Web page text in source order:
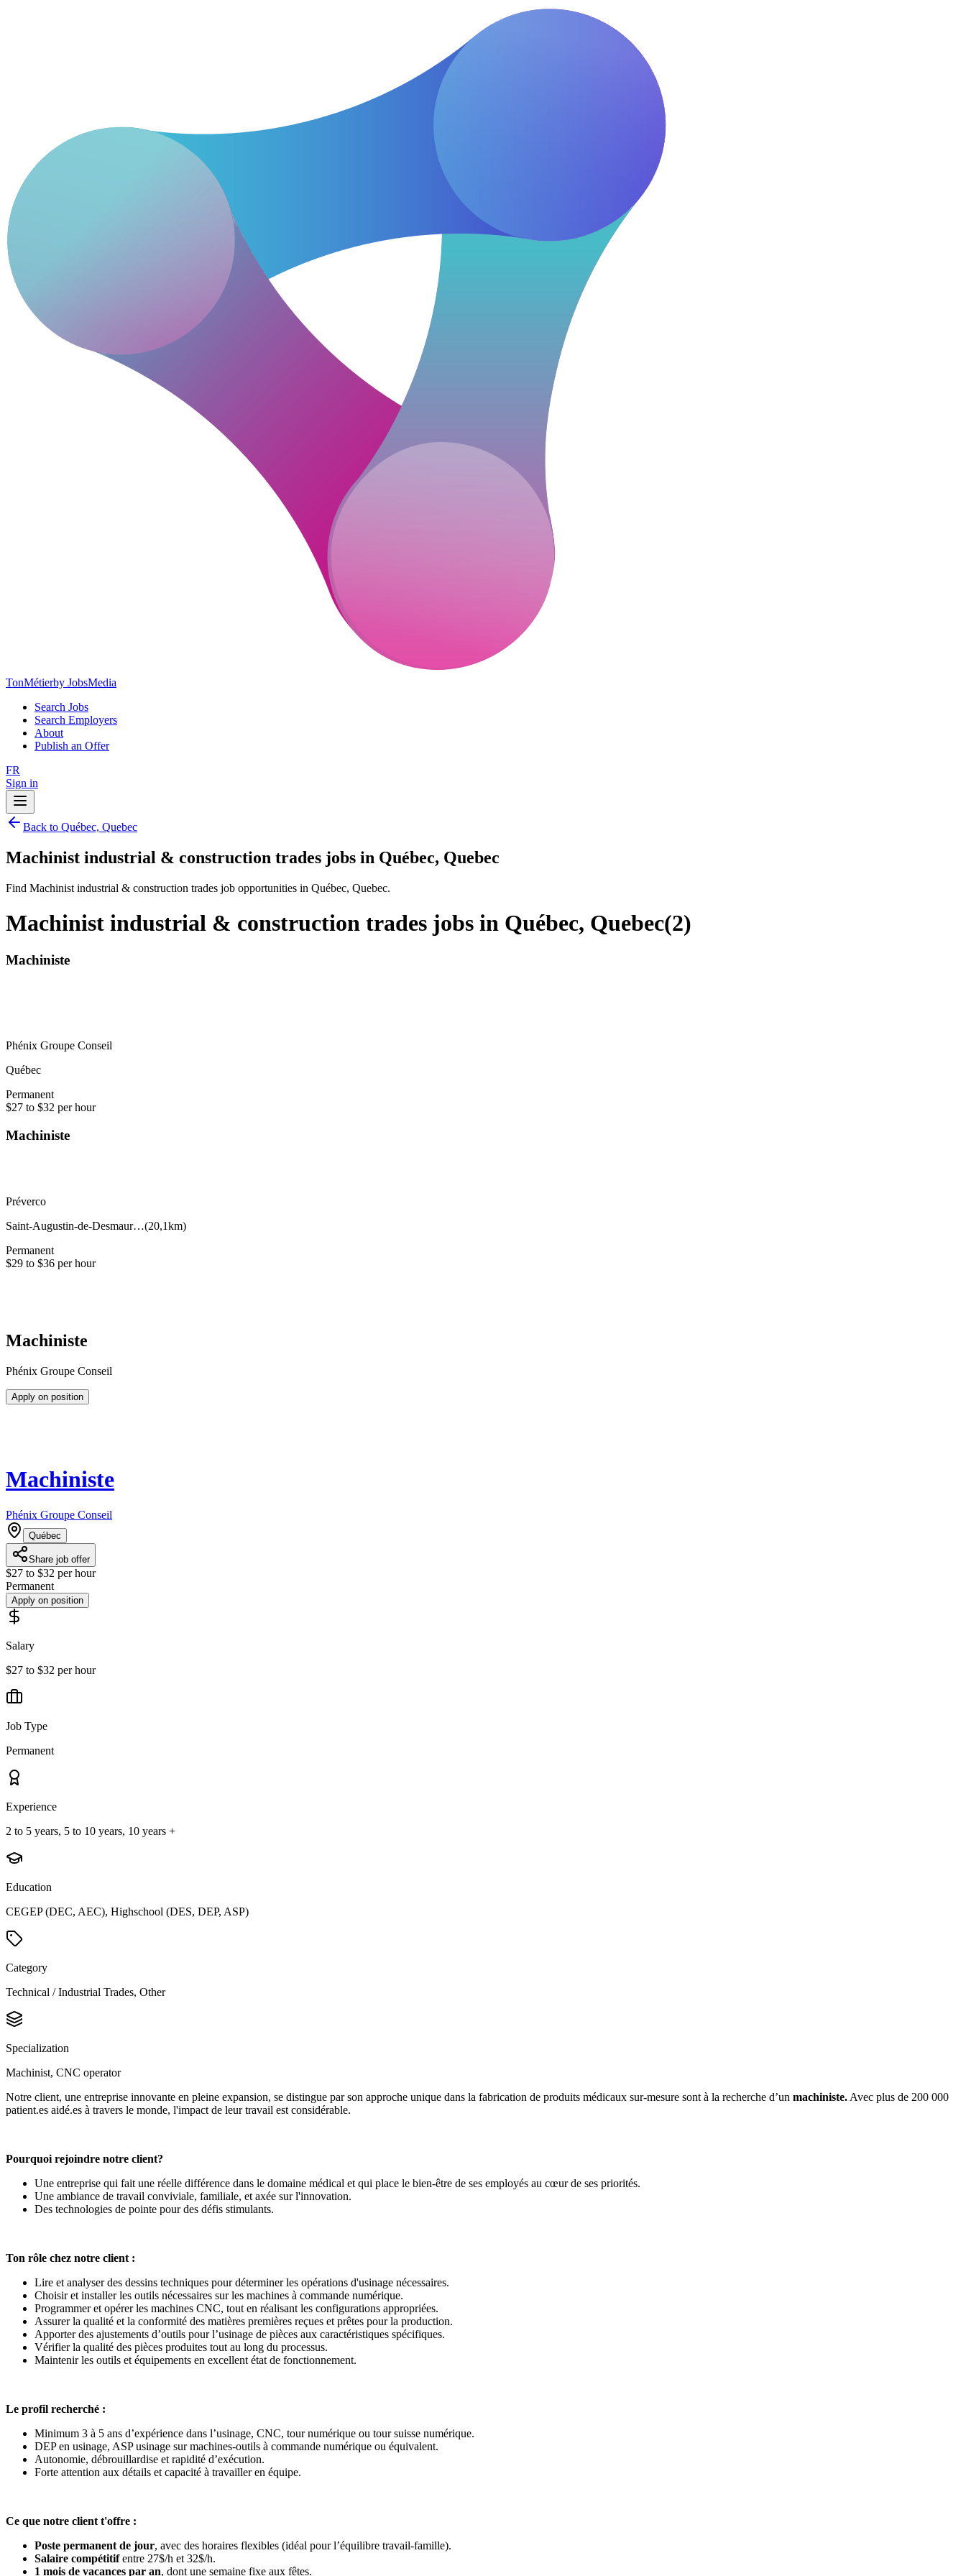
TonMétierby JobsMedia
Search Jobs
Search Employers
About
Publish an Offer
FR
Sign in
Back to Québec, Quebec
Machinist industrial & construction trades jobs in Québec, Quebec
Find Machinist industrial & construction trades job opportunities in Québec, Quebec.
Machinist industrial & construction trades jobs in Québec, Quebec(2)
Machiniste
Phénix Groupe Conseil
Québec
Permanent
$27 to $32 per hour
Machiniste
Préverco
Saint-Augustin-de-Desmaur…(20,1km)
Permanent
$29 to $36 per hour
Machiniste
Phénix Groupe Conseil
Apply on position
Machiniste
Phénix Groupe Conseil
Québec
Share job offer
$27 to $32 per hour
Permanent
Apply on position
Salary
$27 to $32 per hour
Job Type
Permanent
Experience
2 to 5 years, 5 to 10 years, 10 years +
Education
CEGEP (DEC, AEC), Highschool (DES, DEP, ASP)
Category
Technical / Industrial Trades, Other
Specialization
Machinist, CNC operator
Notre client, une entreprise innovante en pleine expansion, se distingue par son approche unique dans la fabrication de produits médicaux sur-mesure sont à la recherche d’un machiniste. Avec plus de 200 000
patient.es aidé.es à travers le monde, l'impact de leur travail est considérable.
Pourquoi rejoindre notre client?
Une entreprise qui fait une réelle différence dans le domaine médical et qui place le bien-être de ses employés au cœur de ses priorités.
Une ambiance de travail conviviale, familiale, et axée sur l'innovation.
Des technologies de pointe pour des défis stimulants.
Ton rôle chez notre client :
Lire et analyser des dessins techniques pour déterminer les opérations d'usinage nécessaires.
Choisir et installer les outils nécessaires sur les machines à commande numérique.
Programmer et opérer les machines CNC, tout en réalisant les configurations appropriées.
Assurer la qualité et la conformité des matières premières reçues et prêtes pour la production.
Apporter des ajustements d’outils pour l’usinage de pièces aux caractéristiques spécifiques.
Vérifier la qualité des pièces produites tout au long du processus.
Maintenir les outils et équipements en excellent état de fonctionnement.
Le profil recherché :
Minimum 3 à 5 ans d’expérience dans l’usinage, CNC, tour numérique ou tour suisse numérique.
DEP en usinage, ASP usinage sur machines-outils à commande numérique ou équivalent.
Autonomie, débrouillardise et rapidité d’exécution.
Forte attention aux détails et capacité à travailler en équipe.
Ce que notre client t'offre :
Poste permanent de jour, avec des horaires flexibles (idéal pour l’équilibre travail-famille).
Salaire compétitifentre 27$/h et 32$/h.
1 mois de vacances par an, dont une semaine fixe aux fêtes.